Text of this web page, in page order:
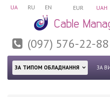
UA RU EN EUR UAH
(097) 576-22-88
ЗА ТИПОМ ОБЛАДНАННЯ ЗА